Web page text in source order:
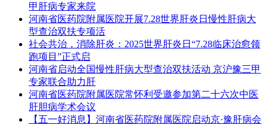
甲肝病专家来院
河南省医药院附属医院开展7.28世界肝炎日慢性肝病大
型查治双扶专项活
社会共治，消除肝炎：2025世界肝炎日“7.28临床治愈领
跑项目”正式启
河南省启动全国慢性肝病大型查治双扶活动 京沪豫三甲
专家联合助力肝
河南省医药院附属医院常怀利受邀参加第二十六次中医
肝胆病学术会议
【五一好消息】河南省医药院附属医院启动京·豫肝病会